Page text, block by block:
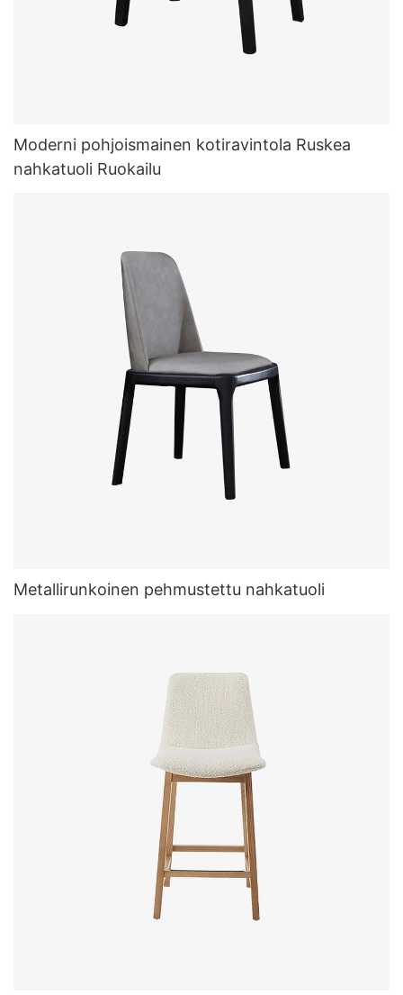
Moderni pohjoismainen kotiravintola Ruskea
nahkatuoli Ruokailu
Metallirunkoinen pehmustettu nahkatuoli